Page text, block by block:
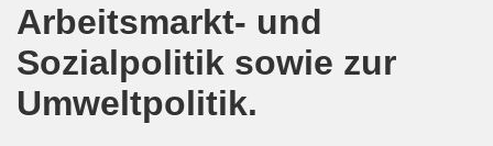
Arbeitsmarkt- und
Sozialpolitik sowie zur
Umweltpolitik.
Bewegung - Jubiläum am 10.08.2020